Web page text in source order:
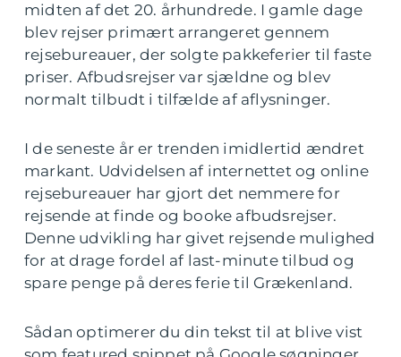
midten af det 20. århundrede. I gamle dage
blev rejser primært arrangeret gennem
rejsebureauer, der solgte pakkeferier til faste
priser. Afbudsrejser var sjældne og blev
normalt tilbudt i tilfælde af aflysninger.
I de seneste år er trenden imidlertid ændret
markant. Udvidelsen af internettet og online
rejsebureauer har gjort det nemmere for
rejsende at finde og booke afbudsrejser.
Denne udvikling har givet rejsende mulighed
for at drage fordel af last-minute tilbud og
spare penge på deres ferie til Grækenland.
Sådan optimerer du din tekst til at blive vist